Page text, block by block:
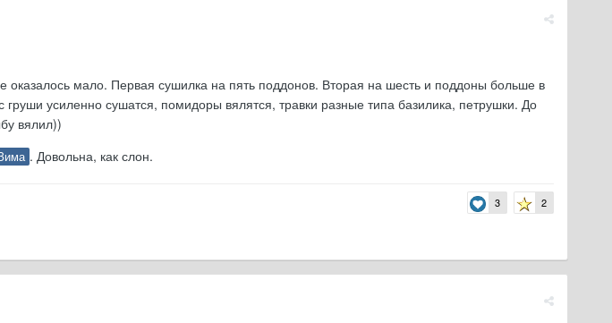
мало. Первая сушилка на пять поддонов. Вторая на шесть и поддоны больше в
усиленно сушатся, помидоры вялятся, травки разные типа базилика, петрушки. До
вялил))
. Довольна, как слон.
3 2